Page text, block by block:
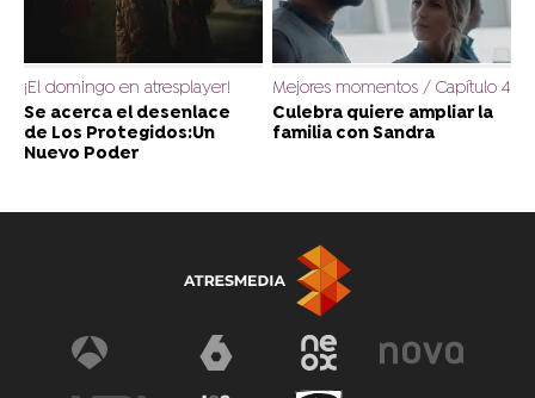
¡El domingo en atresplayer!
Se acerca el desenlace
de Los Protegidos:Un
Nuevo Poder
Mejores momentos / Capítulo 4
Culebra quiere ampliar la
familia con Sandra